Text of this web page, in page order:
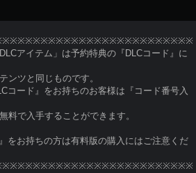
アイテム」は予約特典の『DLCコード』に
ツと同じものです。
ード』をお持ちのお客様は『コード番号入
で入手することができます。
お持ちの方は有料版の購入にはご注意くだ